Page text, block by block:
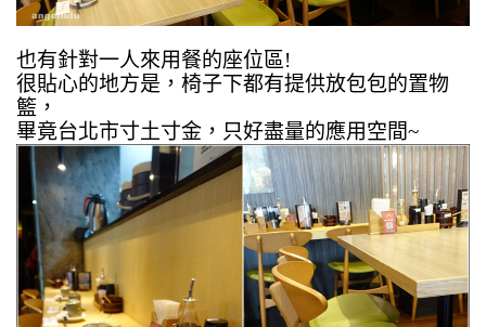
也有針對一人來用餐的座位區!
很貼心的地方是，椅子下都有提供放包包的置物
籃，
畢竟台北市寸土寸金，只好盡量的應用空間~